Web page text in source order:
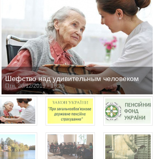
Шефство над удивительным человеком
Птн, 20/12/2019 - 16:29